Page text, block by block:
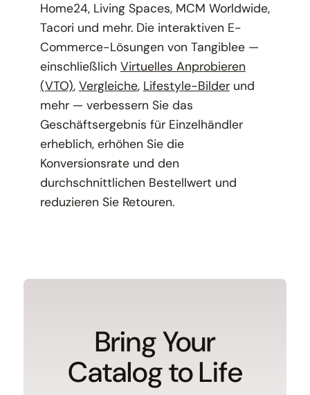
Home24, Living Spaces, MCM Worldwide,
Tacori und mehr. Die interaktiven E-
Commerce-Lösungen von Tangiblee —
einschließlich Virtuelles Anprobieren
(VTO), Vergleiche, Lifestyle-Bilderund
mehr — verbessern Sie das
Geschäftsergebnis für Einzelhändler
erheblich, erhöhen Sie die
Konversionsrate und den
durchschnittlichen Bestellwert und
reduzieren Sie Retouren.
Bring Your
Catalog to Life